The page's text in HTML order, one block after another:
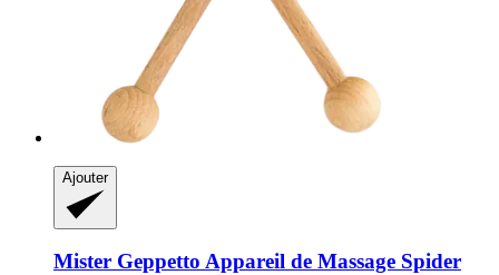
Ajouter
Mister Geppetto Appareil de Massage Spider